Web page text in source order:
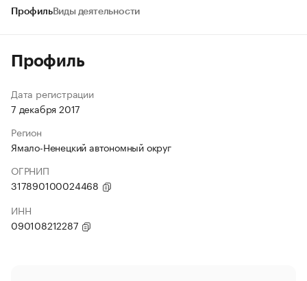
ПрофильВиды деятельности
Профиль
Дата регистрации
7 декабря 2017
Регион
Ямало-Ненецкий автономный округ
ОГРНИП
317890100024468
ИНН
090108212287